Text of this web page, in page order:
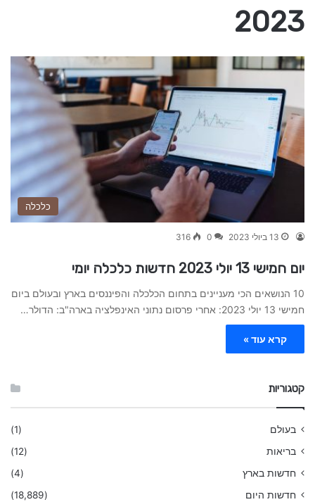
2023
כלכלה
13 ביולי 2023 0
316
יום חמישי 13 יולי 2023 חדשות כלכלה יומי
10 הנושאים הכי מעניינים בתחום הכלכלה והפיננסים בארץ ובעולם ביום
חמישי 13 יולי 2023: אחרי פרסום נתוני האינפלציה בארה"ב: הדולר…
קרא עוד »
קטגוריות
בעולם
(1)
בריאות
(12)
חדשות בארץ
(4)
חדשות היום
(18,889)